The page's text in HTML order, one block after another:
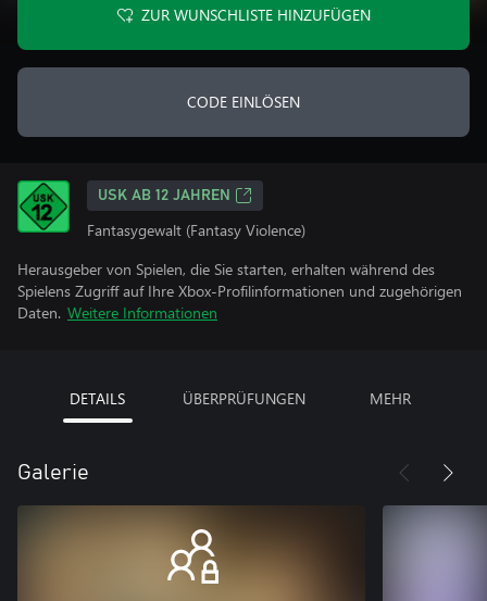
ZUR WUNSCHLISTE HINZUFÜGEN
CODE EINLÖSEN
USK AB 12 JAHREN
Fantasygewalt (Fantasy Violence)
Herausgeber von Spielen, die Sie starten, erhalten während des
Spielens Zugriff auf Ihre Xbox-Profilinformationen und zugehörigen
Daten. Weitere Informationen
DETAILS ÜBERPRÜFUNGEN MEHR
Galerie